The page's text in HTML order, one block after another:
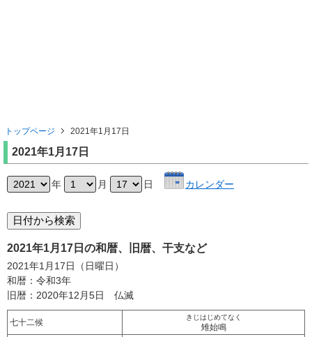
トップページ 2021年1月17日
2021年1月17日
年 月 日 カレンダー
2021年1月17日の和暦、旧暦、干支など
2021年1月17日（日曜日）
和暦：令和3年
旧暦：2020年12月5日 仏滅
七十二候
きじはじめてなく
雉始鳴